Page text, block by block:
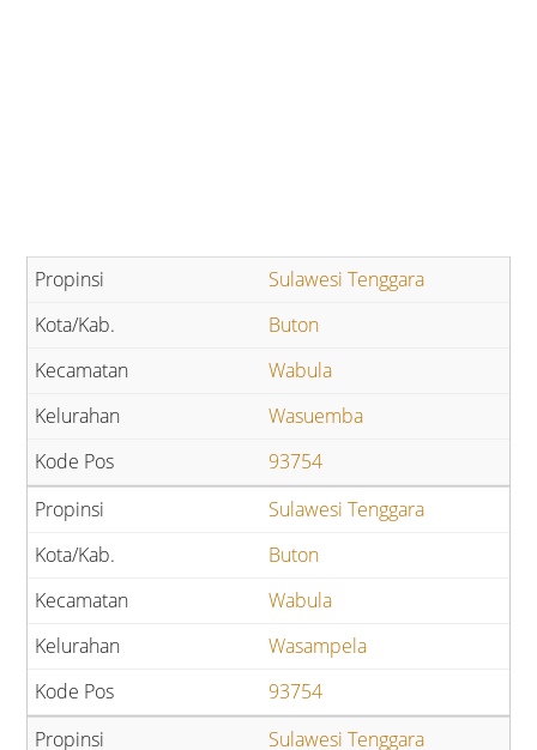
Sulawesi Tenggara
Buton
Wabula
Wasuemba
93754
Sulawesi Tenggara
Buton
Wabula
Wasampela
93754
Sulawesi Tenggara